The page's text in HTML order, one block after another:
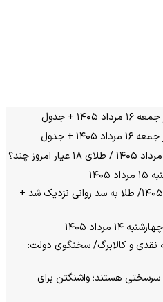
+ جدول
+ جدول
قیمت طلا امروز ۱۵ مردادماه ۱۴۰۵/ طلا به سد روانی نزدیک شد +
۱۴۰۵
نقدی و کالابرگ/ سخنگوی دولت:
سرسختی هستند؛ واشنگتن برای